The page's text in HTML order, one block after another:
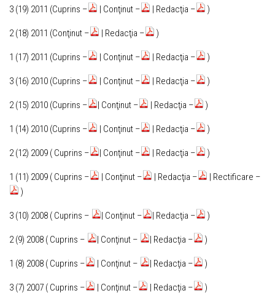
3 (19) 2011 (Cuprins – | Conţinut – | Redacţia – )
2 (18) 2011 (Conţinut – | Redacţia – )
1 (17) 2011 (Cuprins – | Conţinut – | Redacţia – )
3 (16) 2010 (Cuprins – | Conţinut – | Redacţia – )
2 (15) 2010 (Cuprins – | Conţinut – | Redacţia – )
1 (14) 2010 (Cuprins – | Conţinut – | Redacţia – )
2 (12) 2009 ( Cuprins – | Conţinut – | Redacţia – )
1 (11) 2009 ( Cuprins – | Conţinut – | Redacţia –
| Rectificare –
)
3 (10) 2008 ( Cuprins – | Conţinut – | Redacţia – )
2 (9) 2008 ( Cuprins – | Conţinut – | Redacţia – )
1 (8) 2008 ( Cuprins – | Conţinut – | Redacţia – )
3 (7) 2007 ( Cuprins – | Conţinut – | Redacţia – )